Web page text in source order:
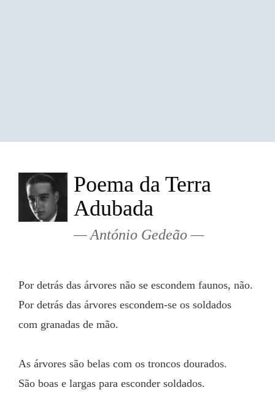
Poema da Terra
Adubada
António Gedeão
Por detrás das árvores não se escondem faunos, não.
Por detrás das árvores escondem-se os soldados
com granadas de mão.
As árvores são belas com os troncos dourados.
São boas e largas para esconder soldados.